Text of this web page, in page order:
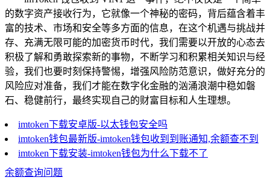
的数字资产接收行为，它就像一个神秘的密码，背后蕴含着丰
富的技术、市场和安全等多方面的信息，在这个机遇与挑战并
存、充满无限可能的加密货币时代，我们需要以开放的心态去
积极了解和勇敢探索新的事物，不断学习和积累相关知识与经
验，我们也要时刻保持警惕，增强风险防范意识，做好充分的
风险应对准备，我们才能在数字化金融的汹涌浪潮中稳如磐
石、稳健前行，最终实现自己的财富目标和人生理想。
imtoken下载安卓版-以太钱包安全吗
imtoken钱包最新版-imtoken钱包收到到账通知,余额查不到
imtoken下载安装-imtoken钱包为什么下载不了
余额查询问题